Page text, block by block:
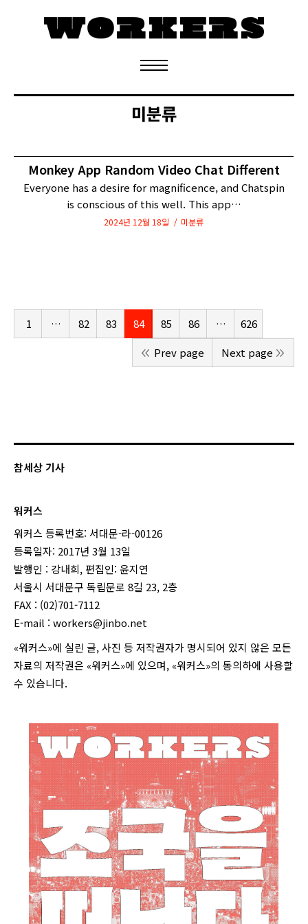
정기구독 신청
미분류
Monkey App Random Video Chat Different
Everyone has a desire for magnificence, and Chatspin
is conscious of this well. This app…
2024년 12월 18일 미분류
1 … 82 83 84 85 86 …
626
Prev page
Next page
참세상 기사
워커스
워커스 등록번호: 서대문-라-00126
등록일자: 2017년 3월 13일
발행인 : 강내희, 편집인: 윤지연
서울시 서대문구 독립문로 8길 23, 2층
FAX : (02)701-7112
E-mail : workers@jinbo.net
«워커스»에 실린 글, 사진 등 저작권자가 명시되어 있지 않은 모든
자료의 저작권은 «워커스»에 있으며, «워커스»의 동의하에 사용할
수 있습니다.